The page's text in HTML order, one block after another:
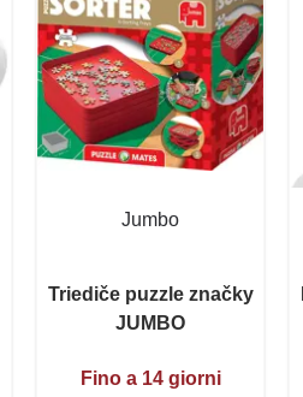
Jumbo
Triediče puzzle značky
JUMBO
Fino a 14 giorni